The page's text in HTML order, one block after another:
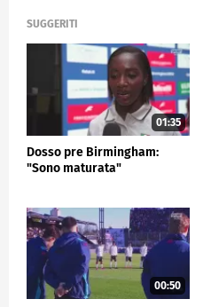
SUGGERITI
01:35
Dosso pre Birmingham:
"Sono maturata"
00:50